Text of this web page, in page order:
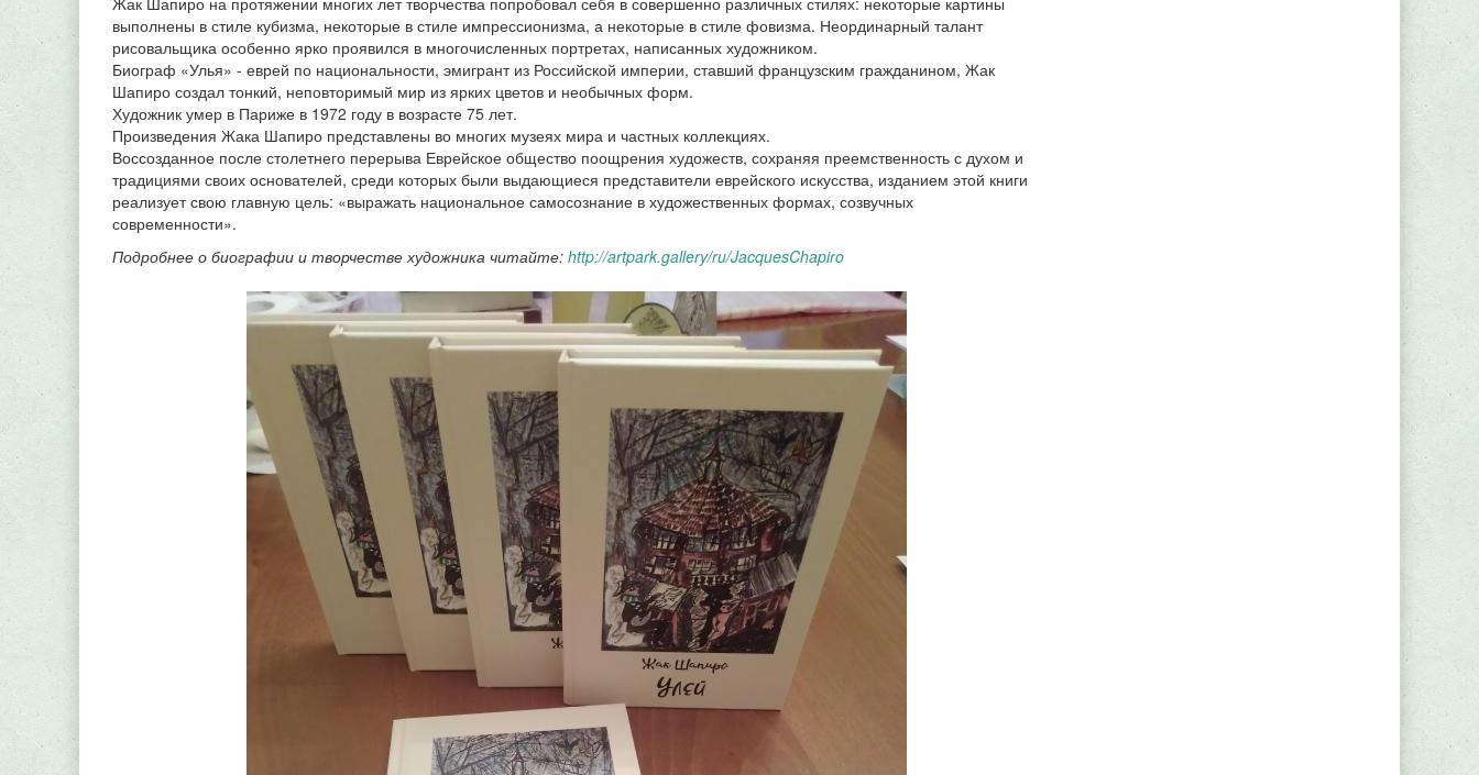
выполнены в стиле кубизма, некоторые в стиле импрессионизма, а некоторые в стиле фовизма. Неординарный талант
рисовальщика особенно ярко проявился в многочисленных портретах, написанных художником.
Биограф «Улья» - еврей по национальности, эмигрант из Российской империи, ставший французским гражданином, Жак
Шапиро создал тонкий, неповторимый мир из ярких цветов и необычных форм.
Художник умер в Париже в 1972 году в возрасте 75 лет.
Произведения Жака Шапиро представлены во многих музеях мира и частных коллекциях.
Воссозданное после столетнего перерыва Еврейское общество поощрения художеств, сохраняя преемственность с духом и
традициями своих основателей, среди которых были выдающиеся представители еврейского искусства, изданием этой книги
реализует свою главную цель: «выражать национальное самосознание в художественных формах, созвучных
современности».
Подробнее о биографии и творчестве художника читайте: http://artpark.gallery/ru/JacquesChapiro